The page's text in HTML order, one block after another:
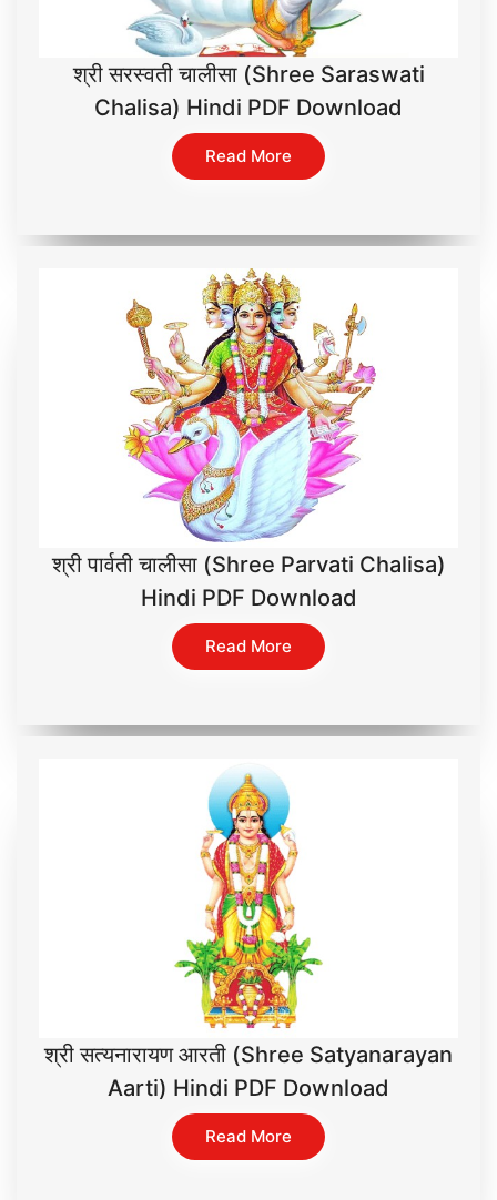
श्री सरस्वती चालीसा (Shree Saraswati
Chalisa) Hindi PDF Download
Read More
श्री पार्वती चालीसा (Shree Parvati Chalisa)
Hindi PDF Download
Read More
श्री सत्यनारायण आरती (Shree Satyanarayan
Aarti) Hindi PDF Download
Read More